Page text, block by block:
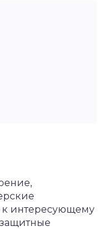
к интересующему
защитные